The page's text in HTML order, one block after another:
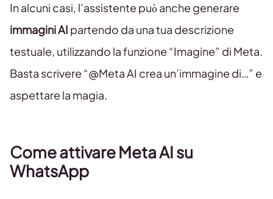
In alcuni casi, l’assistente può anche generare
immagini AI partendo da una tua descrizione
testuale, utilizzando la funzione “Imagine” di Meta.
Basta scrivere “@Meta AI crea un’immagine di…” e
aspettare la magia.
Come attivare Meta AI su
WhatsApp